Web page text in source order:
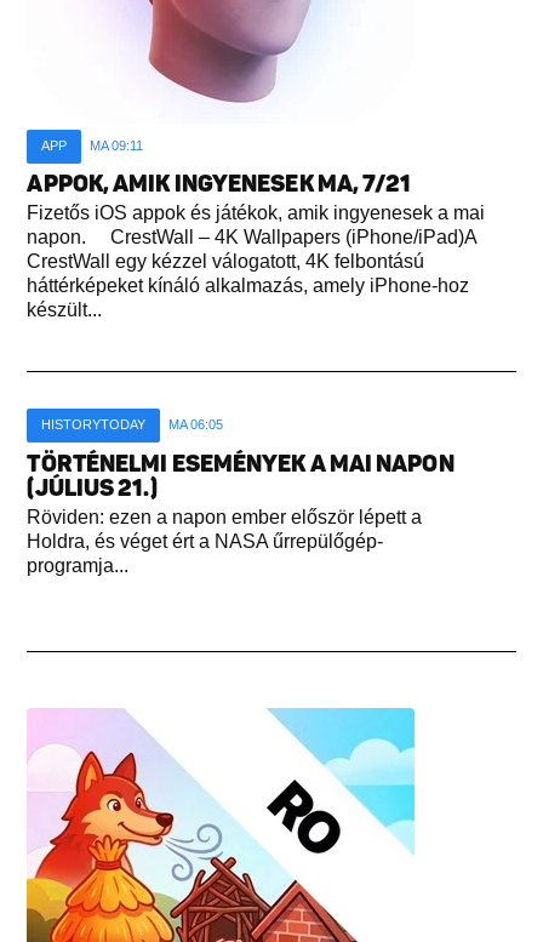
APP MA 09:11
APPOK, AMIK INGYENESEK MA, 7/21
Fizetős iOS appok és játékok, amik ingyenesek a mai
napon. CrestWall – 4K Wallpapers (iPhone/iPad)A
CrestWall egy kézzel válogatott, 4K felbontású
háttérképeket kínáló alkalmazás, amely iPhone-hoz
készült...
HISTORYTODAY MA 06:05
TÖRTÉNELMI ESEMÉNYEK A MAI NAPON
(JÚLIUS 21.)
Röviden: ezen a napon ember először lépett a
Holdra, és véget ért a NASA űrrepülőgép-
programja...